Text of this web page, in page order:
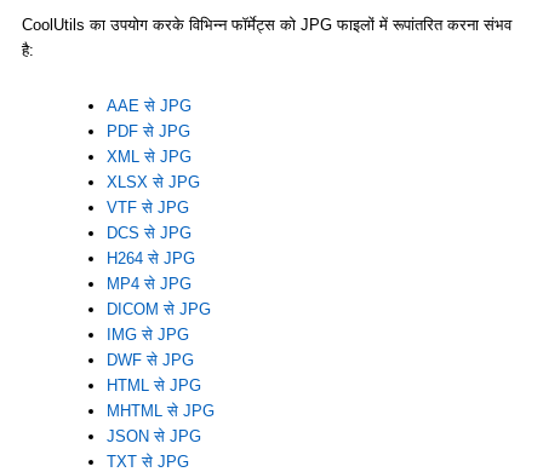
CoolUtils का उपयोग करके विभिन्न फॉर्मेट्स को JPG फाइलों में रूपांतरित करना संभव
है:
AAE से JPG
PDF से JPG
XML से JPG
XLSX से JPG
VTF से JPG
DCS से JPG
H264 से JPG
MP4 से JPG
DICOM से JPG
IMG से JPG
DWF से JPG
HTML से JPG
MHTML से JPG
JSON से JPG
TXT से JPG